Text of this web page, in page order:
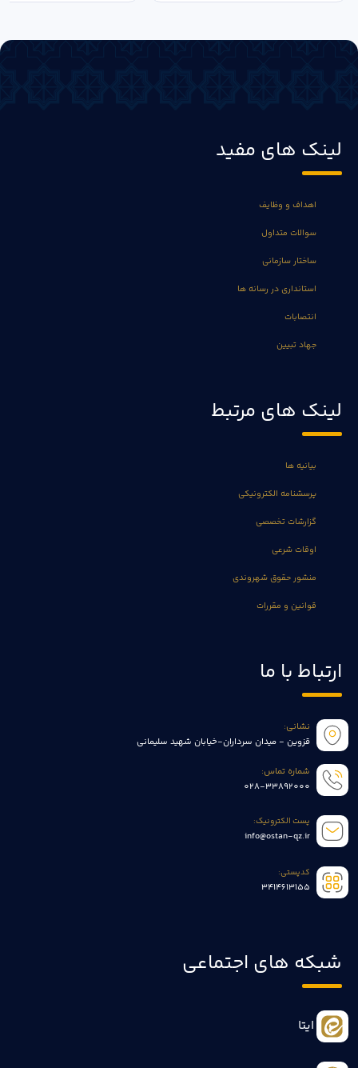
لینک های مفید
اهداف و وظایف
سوالات متداول
ساختار سازمانی
استانداری در رسانه ها
انتصابات
جهاد تبیین
لینک های مرتبط
بیانیه ها
پرسشنامه الکترونیکی
گزارشات تخصصی
اوقات شرعی
منشور حقوق شهروندی
قوانین و مقررات
ارتباط با ما
نشانی:
قزوین - میدان سرداران-خیابان شهید سلیمانی
شماره تماس:
028-33892000
پست الکترونیک:
info@ostan-qz.ir
کدپستی:
3414613155
شبکه های اجتماعی
ایتا